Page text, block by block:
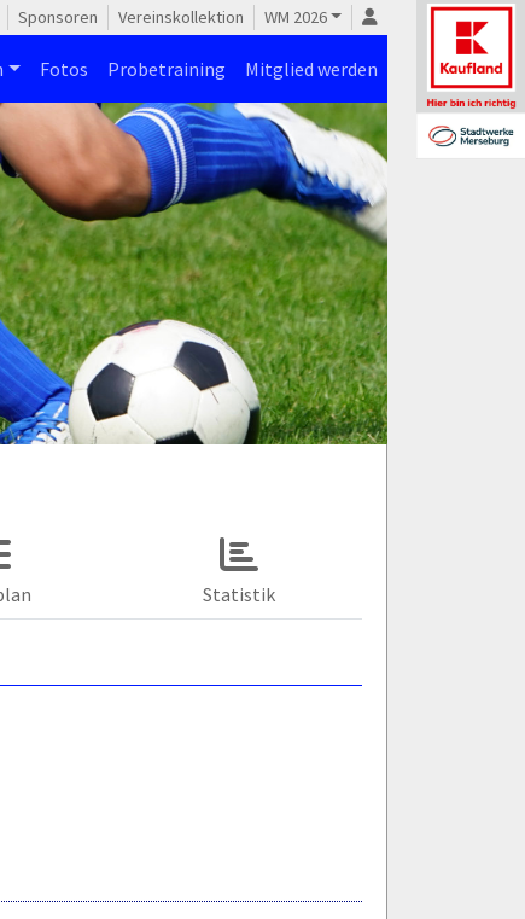
Sponsoren Vereinskollektion WM 2026
Fotos Probetraining Mitglied werden
Statistik